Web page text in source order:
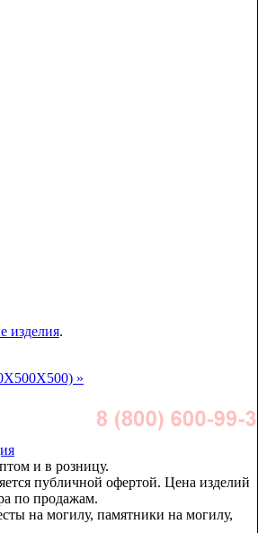
изделия.
»
и в розницу.
публичной офертой. Цена изделий
по продажам.
на могилу, памятники на могилу,